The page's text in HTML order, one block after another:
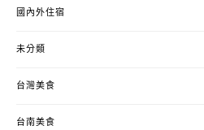
國內外住宿
未分類
台灣美食
台南美食